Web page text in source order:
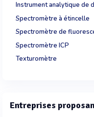
Instrument analytique de
Spectromètre à étincelle
Spectromètre de
Spectromètre ICP
Texturomètre
Entreprises